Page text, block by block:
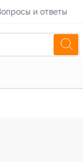
и ответы